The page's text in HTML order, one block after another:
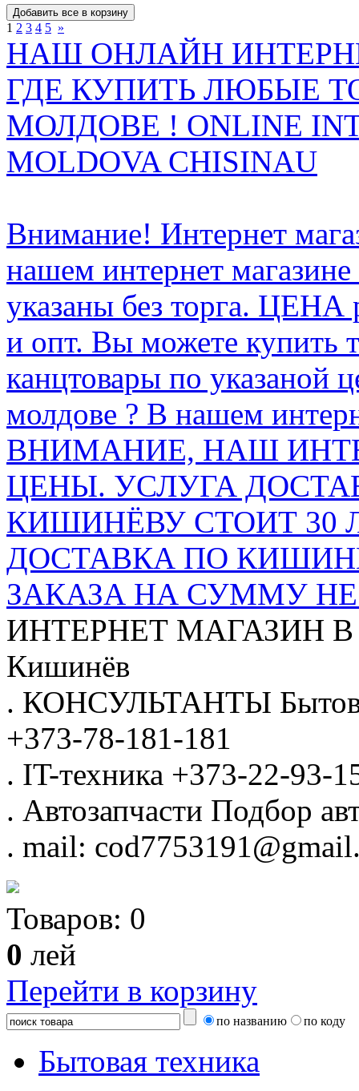
1 2 3 4 5 »
НАШ ОНЛАЙН
ГДЕ КУПИТЬ ЛЮБЫЕ
МОЛДОВЕ ! ONLINE
MOLDOVA CHISINAU
Внимание! Интернет
нашем интернет
указаны без торга.
и опт. Вы можете купить
канцтовары по указаной
молдове ? В нашем
ВНИМАНИЕ, НАШ
ЦЕНЫ. УСЛУГА
КИШИНЁВУ СТОИТ 30
ДОСТАВКА ПО
ЗАКАЗА НА СУММУ НЕ
ИНТЕРНЕТ МАГАЗИН
Кишинёв
. КОНСУЛЬТАНТЫ
+373-78-181-181
. IT-техника +373-22-93-
. Автозапчасти Подбор
. mail:
Товаров: 0
0 лей
Перейти в корзину
по названию по коду
Бытовая техника